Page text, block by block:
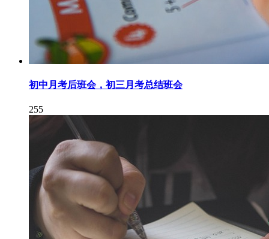
初中月考后班会，初三月考总结班会
255